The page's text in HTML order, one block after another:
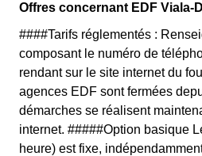
Offres concernant EDF Viala-
####Tarifs réglementés :
composant le numéro de
rendant sur le site internet du
agences EDF sont fermées
démarches se réalisent
internet. #####Option basique
heure) est fixe,